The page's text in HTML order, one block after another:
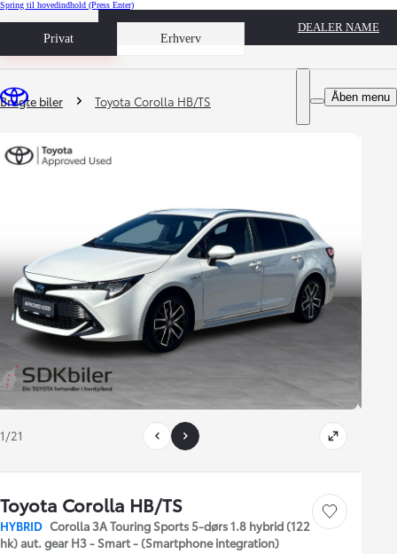
Spring til hovedindhold (Press Enter)
Privat Erhverv
Book prøvetur
DEALER NAME
Åben menu
Du er her
Brugte biler Toyota Corolla HB/TS
1/21
Toyota Corolla HB/TS
HYBRID Corolla 3A Touring Sports 5-dørs 1.8 hybrid (122
hk) aut. gear H3 - Smart - (Smartphone integration)
Gem bil